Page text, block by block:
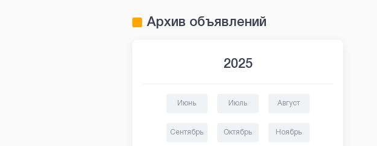
Архив объявлений
2025
Июнь Июль Август
Сентябрь Октябрь Ноябрь